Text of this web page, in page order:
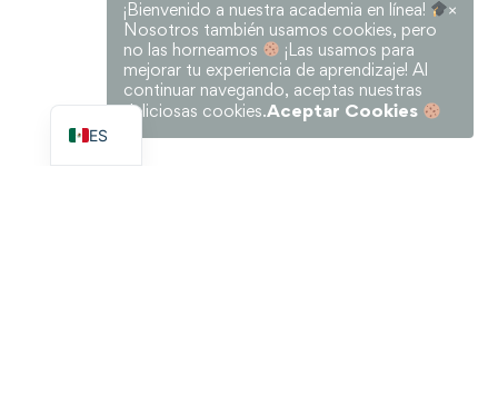
ES
×
¡Bienvenido a nuestra academia en línea!
Nosotros también usamos cookies, pero
no las horneamos
¡Las usamos para
mejorar tu experiencia de aprendizaje! Al
continuar navegando, aceptas nuestras
deliciosas cookies.Aceptar Cookies